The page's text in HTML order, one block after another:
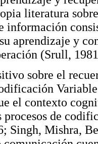
literatura
información
aprendizaje y
(Srull,
sobre el
el contexto
procesos de
Singh, Mishra,